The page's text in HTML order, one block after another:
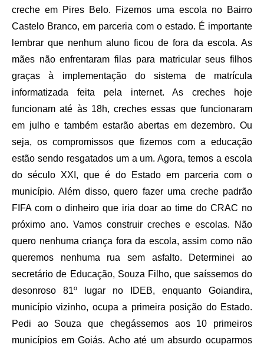
creche em Pires Belo. Fizemos uma escola no Bairro
Castelo Branco, em parceria com o estado. É importante
lembrar que nenhum aluno ficou de fora da escola. As
mães não enfrentaram filas para matricular seus filhos
graças à implementação do sistema de matrícula
informatizada feita pela internet. As creches hoje
funcionam até às 18h, creches essas que funcionaram
em julho e também estarão abertas em dezembro. Ou
seja, os compromissos que fizemos com a educação
estão sendo resgatados um a um. Agora, temos a escola
do século XXI, que é do Estado em parceria com o
município. Além disso, quero fazer uma creche padrão
FIFA com o dinheiro que iria doar ao time do CRAC no
próximo ano. Vamos construir creches e escolas. Não
quero nenhuma criança fora da escola, assim como não
queremos nenhuma rua sem asfalto. Determinei ao
secretário de Educação, Souza Filho, que saíssemos do
desonroso 81º lugar no IDEB, enquanto Goiandira,
município vizinho, ocupa a primeira posição do Estado.
Pedi ao Souza que chegássemos aos 10 primeiros
municípios em Goiás. Acho até um absurdo ocuparmos